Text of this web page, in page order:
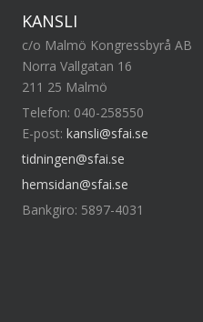
KANSLI
c/o Malmö Kongressbyrå AB
Norra Vallgatan 16
211 25 Malmö
Telefon: 040-258550
E-post: kansli@sfai.se
tidningen@sfai.se
hemsidan@sfai.se
Bankgiro: 5897-4031